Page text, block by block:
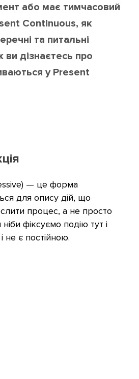
або має тимчасовий
Continuous, як
та питальні
ви дізнаєтесь про
у Present
— це форма
для опису дій, що
процес, а не просто
фіксуємо подію тут і
є постійною.